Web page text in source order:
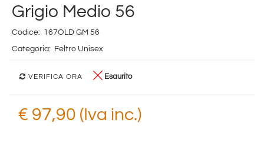
Grigio Medio 56
Codice:
167OLD GM 56
Categoria: Feltro Unisex
VERIFICA ORA Esaurito
€ 97,90 (Iva inc.)